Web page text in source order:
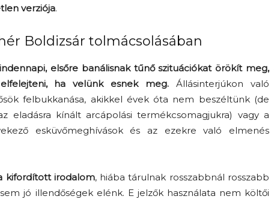
verziója.
Boldizsár tolmácsolásában
elsőre banálisnak tűnő szituációkat örökít meg,
ha velünk esnek meg. Állásinterjúkon való
felbukkanása, akikkel évek óta nem beszéltünk (de
eladásra kínált arcápolási termékcsomagjukra) vagy a
esküvőmeghívások és az ezekre való elmenés
kifordított irodalom, hiába tárulnak rosszabbnál rosszabb
jó illendőségek elénk. E jelzők használata nem költői